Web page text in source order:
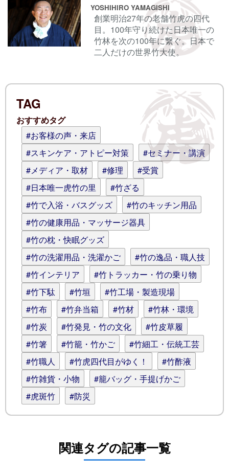
名前
コメント (スタイル用のHTMLタグを使
えます)
YOSHIHIRO YAMAGISHI
創業明治27年の老舗竹虎の四代
目。100年守り続けた日本唯一の
竹林を次の100年に繋ぐ。日本で
二人だけの世界竹大使。
TAG
おすすめタグ
#お客様の声・来店
#スキンケア・アトピー対策
#セミナー・講演
#メディア・取材
#修理
#受賞
#日本唯一虎竹の里
#竹ざる
#竹で入浴・バスグッズ
#竹のキッチン用品
#竹の健康用品・マッサージ器具
#竹の枕・快眠グッズ
#竹の洗濯用品・洗濯かご
#竹の逸品・職人技
#竹インテリア
#竹トラッカー・竹の乗り物
#竹下駄
#竹垣
#竹工場・製造現場
#竹布
#竹弁当箱 #竹材
#竹林・環境
#竹炭
#竹発見・竹の文化
#竹皮草履
#竹箸
#竹籠・竹かご
#竹細工・伝統工芸
#竹職人
#竹虎四代目がゆく！
#竹酢液
#竹雑貨・小物
#籠バッグ・手提げかご
#虎斑竹
#防災
関連タグの記事一覧